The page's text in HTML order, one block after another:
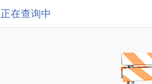
正在查询中